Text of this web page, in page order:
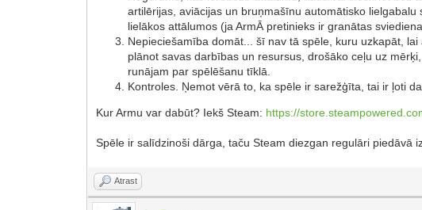
artilērijas, aviācijas un bruņmašīnu automātisko
lielākos attālumos (ja ArmĀ pretinieks ir granātas
Nepieciešamība domāt... šī nav tā spēle, kuru uzkapāt,
plānot savas darbības un resursus, drošāko ceļu uz
runājam par spēlēšanu tīklā.
Kontroles. Ņemot vērā to, ka spēle ir sarežģīta, tai ir ļoti
Kur Armu var dabūt? Iekš Steam: https://
Spēle ir salīdzinoši dārga, taču Steam diezgan regulāri piedāvā
Atrast